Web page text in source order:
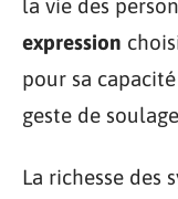
la vie des
expression
pour sa
geste de
La richesse des